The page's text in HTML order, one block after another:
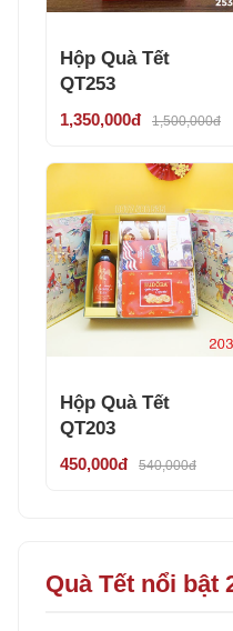
Hộp Quà Tết
QT253
1,350,000đ 1,500,000đ
Hộp Quà Tết
QT203
450,000đ 540,000đ
Quà Tết nổi bật